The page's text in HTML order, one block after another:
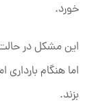
خورد.
این مشکل در
اما هنگام
بزند.